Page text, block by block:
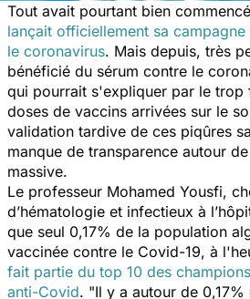
Tout avait pourtant bien
lançait officiellement sa
le coronavirus. Mais depuis, très
bénéficié du sérum contre le
qui pourrait s'expliquer par le trop
doses de vaccins arrivées sur le
validation tardive de ces piqûres
manque de transparence autour
massive.
Le professeur Mohamed Yousfi,
d’hématologie et infectieux à
que seul 0,17% de la population
vaccinée contre le Covid-19, à
fait partie du top 10 des
anti-Covid. "Il y a autour de